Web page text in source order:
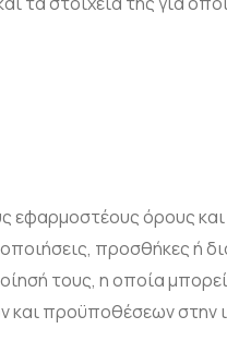
εφαρμοστέους όρους
προσθήκες ή
τους, η οποία
και προϋποθέσεων στην